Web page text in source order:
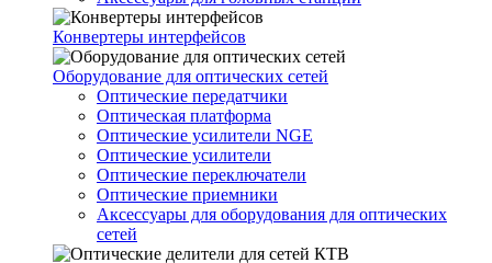
Конвертеры интерфейсов
Оборудование для оптических сетей
Оптические передатчики
Оптическая платформа
Оптические усилители NGE
Оптические усилители
Оптические переключатели
Оптические приемники
Аксессуары для оборудования для оптических
сетей